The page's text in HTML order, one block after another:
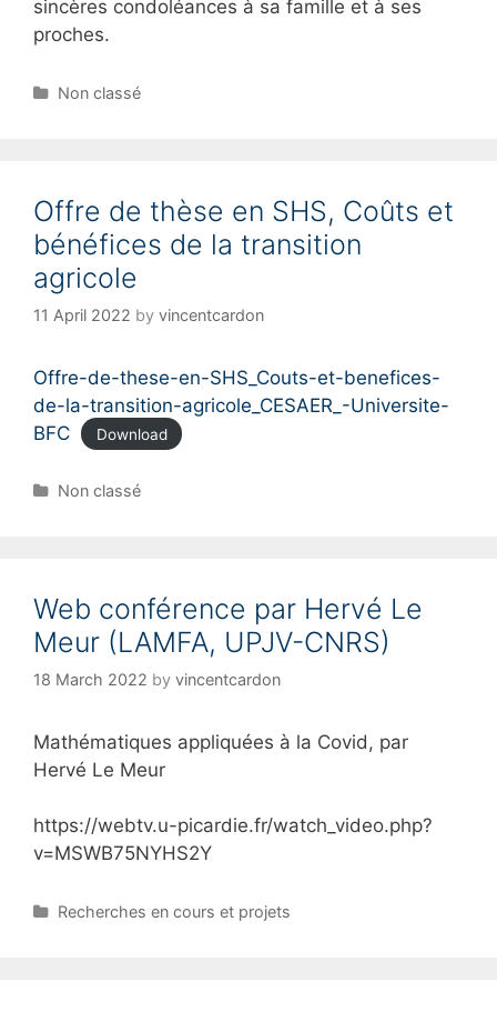
sincères condoléances à sa famille et à ses
proches.
C
o
r
i
e
Non classé
Offre de thèse en SHS, Coûts et
bénéfices de la transition
agricole
11 April 2022 by vincentcardon
Offre-de-these-en-SHS_Couts-et-benefices-
de-la-transition-agricole_CESAER_-Universite-
BFC
Download
C
o
i
e
Non classé
Web conférence par Hervé Le
Meur (LAMFA, UPJV-CNRS)
18 March 2022 by vincentcardon
Mathématiques appliquées à la Covid, par
Hervé Le Meur
https://webtv.u-picardie.fr/watch_video.php?
v=MSWB75NYHS2Y
C
Recherches en cours et projets